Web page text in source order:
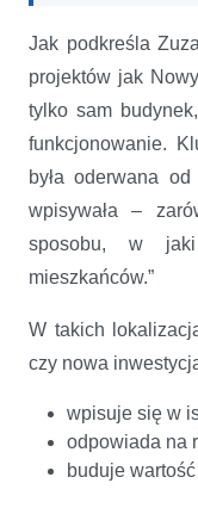
Jak podkreśla
projektów jak
tylko sam
funkcjonowanie.
była oderwana
wpisywała –
sposobu, w jaki
mieszkańców.”
W takich
czy nowa
wpisuje się w
odpowiada na
buduje